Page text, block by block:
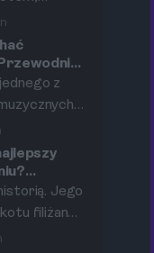
stolicy
ze
czas i
z
do miejsc,
Mozart
od
po
muzea.
Jego
filiżanek
W